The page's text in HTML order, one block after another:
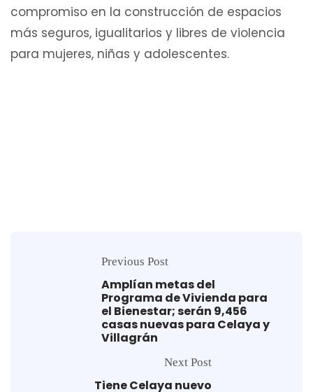
compromiso en la construcción de espacios
más seguros, igualitarios y libres de violencia
para mujeres, niñas y adolescentes.
Previous Post
Amplían metas del
Programa de Vivienda para
el Bienestar; serán 9,456
casas nuevas para Celaya y
Villagrán
Next Post
Tiene Celaya nuevo